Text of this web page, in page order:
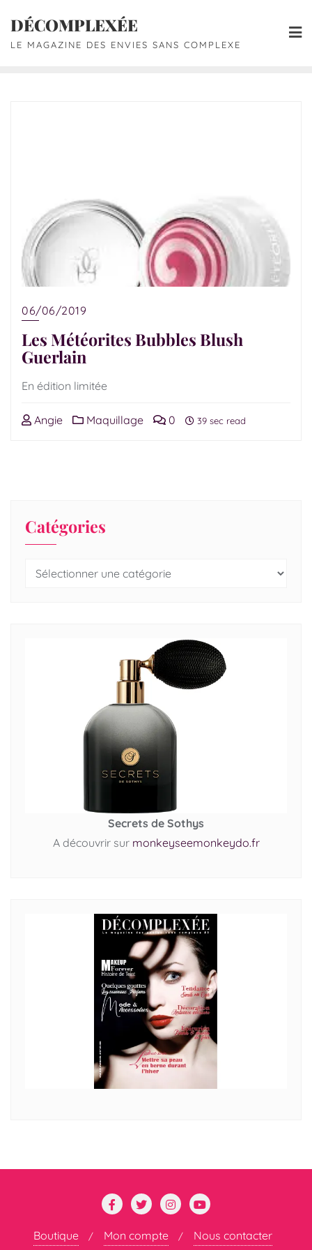
DÉCOMPLEXÉE
LE MAGAZINE DES ENVIES SANS COMPLEXE
06/06/2019
Les Météorites Bubbles Blush
Guerlain
En édition limitée
Angie Maquillage 0 39 sec read
Catégories
Secrets de Sothys
A découvrir sur monkeyseemonkeydo.fr
Boutique Mon compte
Nous contacter